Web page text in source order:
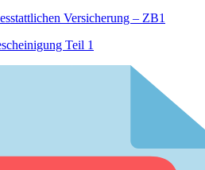
Versicherung – ZB1
Teil 1